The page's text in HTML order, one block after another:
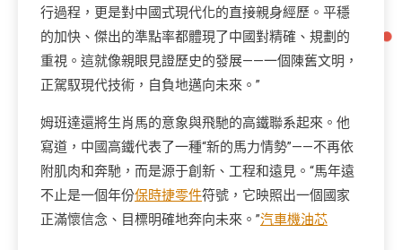
行過程，更是對中國式現代化的直接親身經歷。平穩
的加快、傑出的準點率都體現了中國對精確、規劃的
重視。這就像親眼見證歷史的發展——一個陳舊文明，
正駕馭現代技術，自負地邁向未來。”
姆班達還將生肖馬的意象與飛馳的高鐵聯系起來。他
寫道，中國高鐵代表了一種“新的馬力情勢”——不再依
附肌肉和奔馳，而是源于創新、工程和遠見。“馬年遠
不止是一個年份保時捷零件符號，它映照出一個國家
正滿懷信念、目標明確地奔向未來。”汽車機油芯